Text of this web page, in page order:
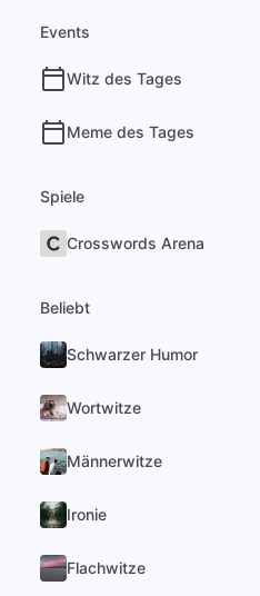
Events
Witz des Tages
Meme des Tages
Spiele
Crosswords Arena
Beliebt
Schwarzer Humor
Wortwitze
Männerwitze
Ironie
Flachwitze